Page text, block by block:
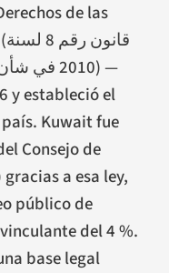
de las
قانون رقم 8 لسنة
2010 في شأن حقوق الأشخاص ذوي الإعاقة) —
y estableció el
Kuwait fue
Consejo de
a esa ley,
público de
del 4 %.
base legal